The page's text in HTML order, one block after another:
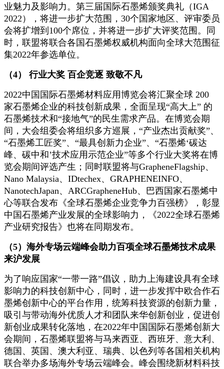
业魅力及影响力。第三届国际石墨烯颁奖典礼（IGA
2022），将进一步扩大范围，30个国家地区、评审委员
会将扩增到100个席位，并将进一步扩大评奖范围。同
时，联盟将联合各国石墨烯权威机构面向全球大范围征
集2022年参选单位。
（4） 行业大奖 百企竞逐 致敬不凡
2022中国国际石墨烯材料应用博览会将汇聚全球 200
家石墨烯企业的科技创新成果，全面呈现“高大上” 的
石墨烯技术和“接地气”的民生需求产品。在博览会期
间，大会组委会将组织多方巡展，“产业杰出贡献奖”、
“石墨烯工匠奖”、“最具创新力企业”、“石墨烯‘碳达
峰、碳中和’技术应用示范企业”等多个行业大奖将在博
览会期间评选产生；同时联盟将与GrapheneFlagship、
Nano Malaysia、IDtechex、GRAPHENEINFO、
NanotechJapan、ARCGrapheneHub、巴西国家石墨烯中
心等联合发布《全球石墨烯企业竞争力百强榜》，彰显
中国石墨烯产业发展的全球影响力，《2022全球石墨烯
产业研究报告》也将在同期发布。
（5）海外专场云端峰会助力百项全球石墨烯技术成果
来沪发展
为了响应国家“一带一路”倡议，助力上海建设具有全球
影响力的科技创新中心，同时，进一步发挥中欧合作石
墨烯创新中心的平台作用，统筹科技资源的创新力量，
吸引与带动海外优质人才和团队来华创新创业，促进创
新创业成果转化落地，在2022年中国国际石墨烯创新大
会期间，石墨烯联盟将与马来西亚、西班牙、意大利、
德国、英国、澳大利亚、瑞典、以色列等各国相关机构
联合举办多场海外专场云端峰会。峰会围绕新材料科技